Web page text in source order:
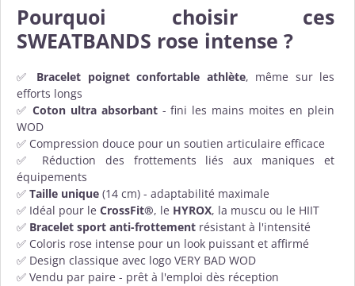
Pourquoi choisir ces
SWEATBANDS rose intense ?
✅ Bracelet poignet confortable athlète, même sur les
efforts longs
✅ Coton ultra absorbant- fini les mains moites en plein
WOD
✅ Compression douce pour un soutien articulaire efficace
✅ Réduction des frottements liés aux maniques et
équipements
✅ Taille unique (14 cm) - adaptabilité maximale
✅ Idéal pour le CrossFit®, le HYROX, la muscu ou le HIIT
✅ Bracelet sport anti-frottement résistant à l'intensité
✅ Coloris rose intense pour un look puissant et affirmé
✅ Design classique avec logo VERY BAD WOD
✅ Vendu par paire - prêt à l'emploi dès réception